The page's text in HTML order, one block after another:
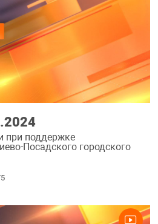
при поддержке
Посадского городского